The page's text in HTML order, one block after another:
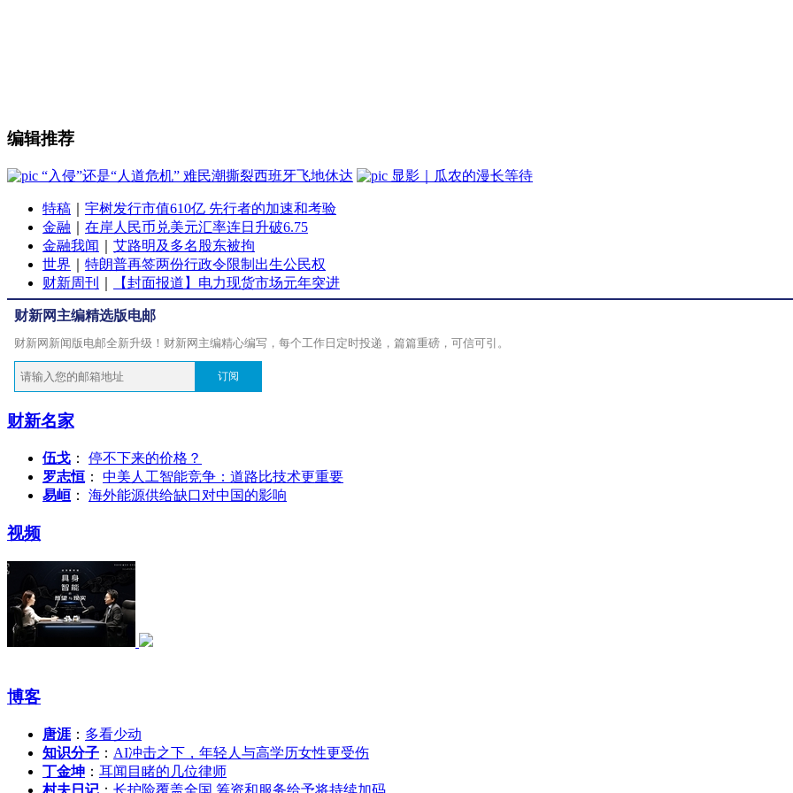
编辑推荐
“入侵”还是“人道危机” 难民潮撕裂西班牙飞地休达 显影｜瓜农的漫长等待
特稿
宇树发行市值610亿 先行者的加速和考验
金融
在岸人民币兑美元汇率连日升破6.75
金融我闻
艾路明及多名股东被拘
世界
特朗普再签两份行政令限制出生公民权
财新周刊
【封面报道】电力现货市场元年突进
财新网主编精选版电邮
财新网新闻版电邮全新升级！财新网主编精心编写，每个工作日定时投递，篇篇重磅，可信可引。
订阅
财新名家
伍戈 ： 停不下来的价格？
罗志恒 ： 中美人工智能竞争：道路比技术更重要
易峘 ： 海外能源供给缺口对中国的影响
视频
博客
唐涯 ： 多看少动
知识分子 ： AI冲击之下，年轻人与高学历女性更受伤
丁金坤 ： 耳闻目睹的几位律师
村夫日记 ： 长护险覆盖全国 筹资和服务给予将持续加码